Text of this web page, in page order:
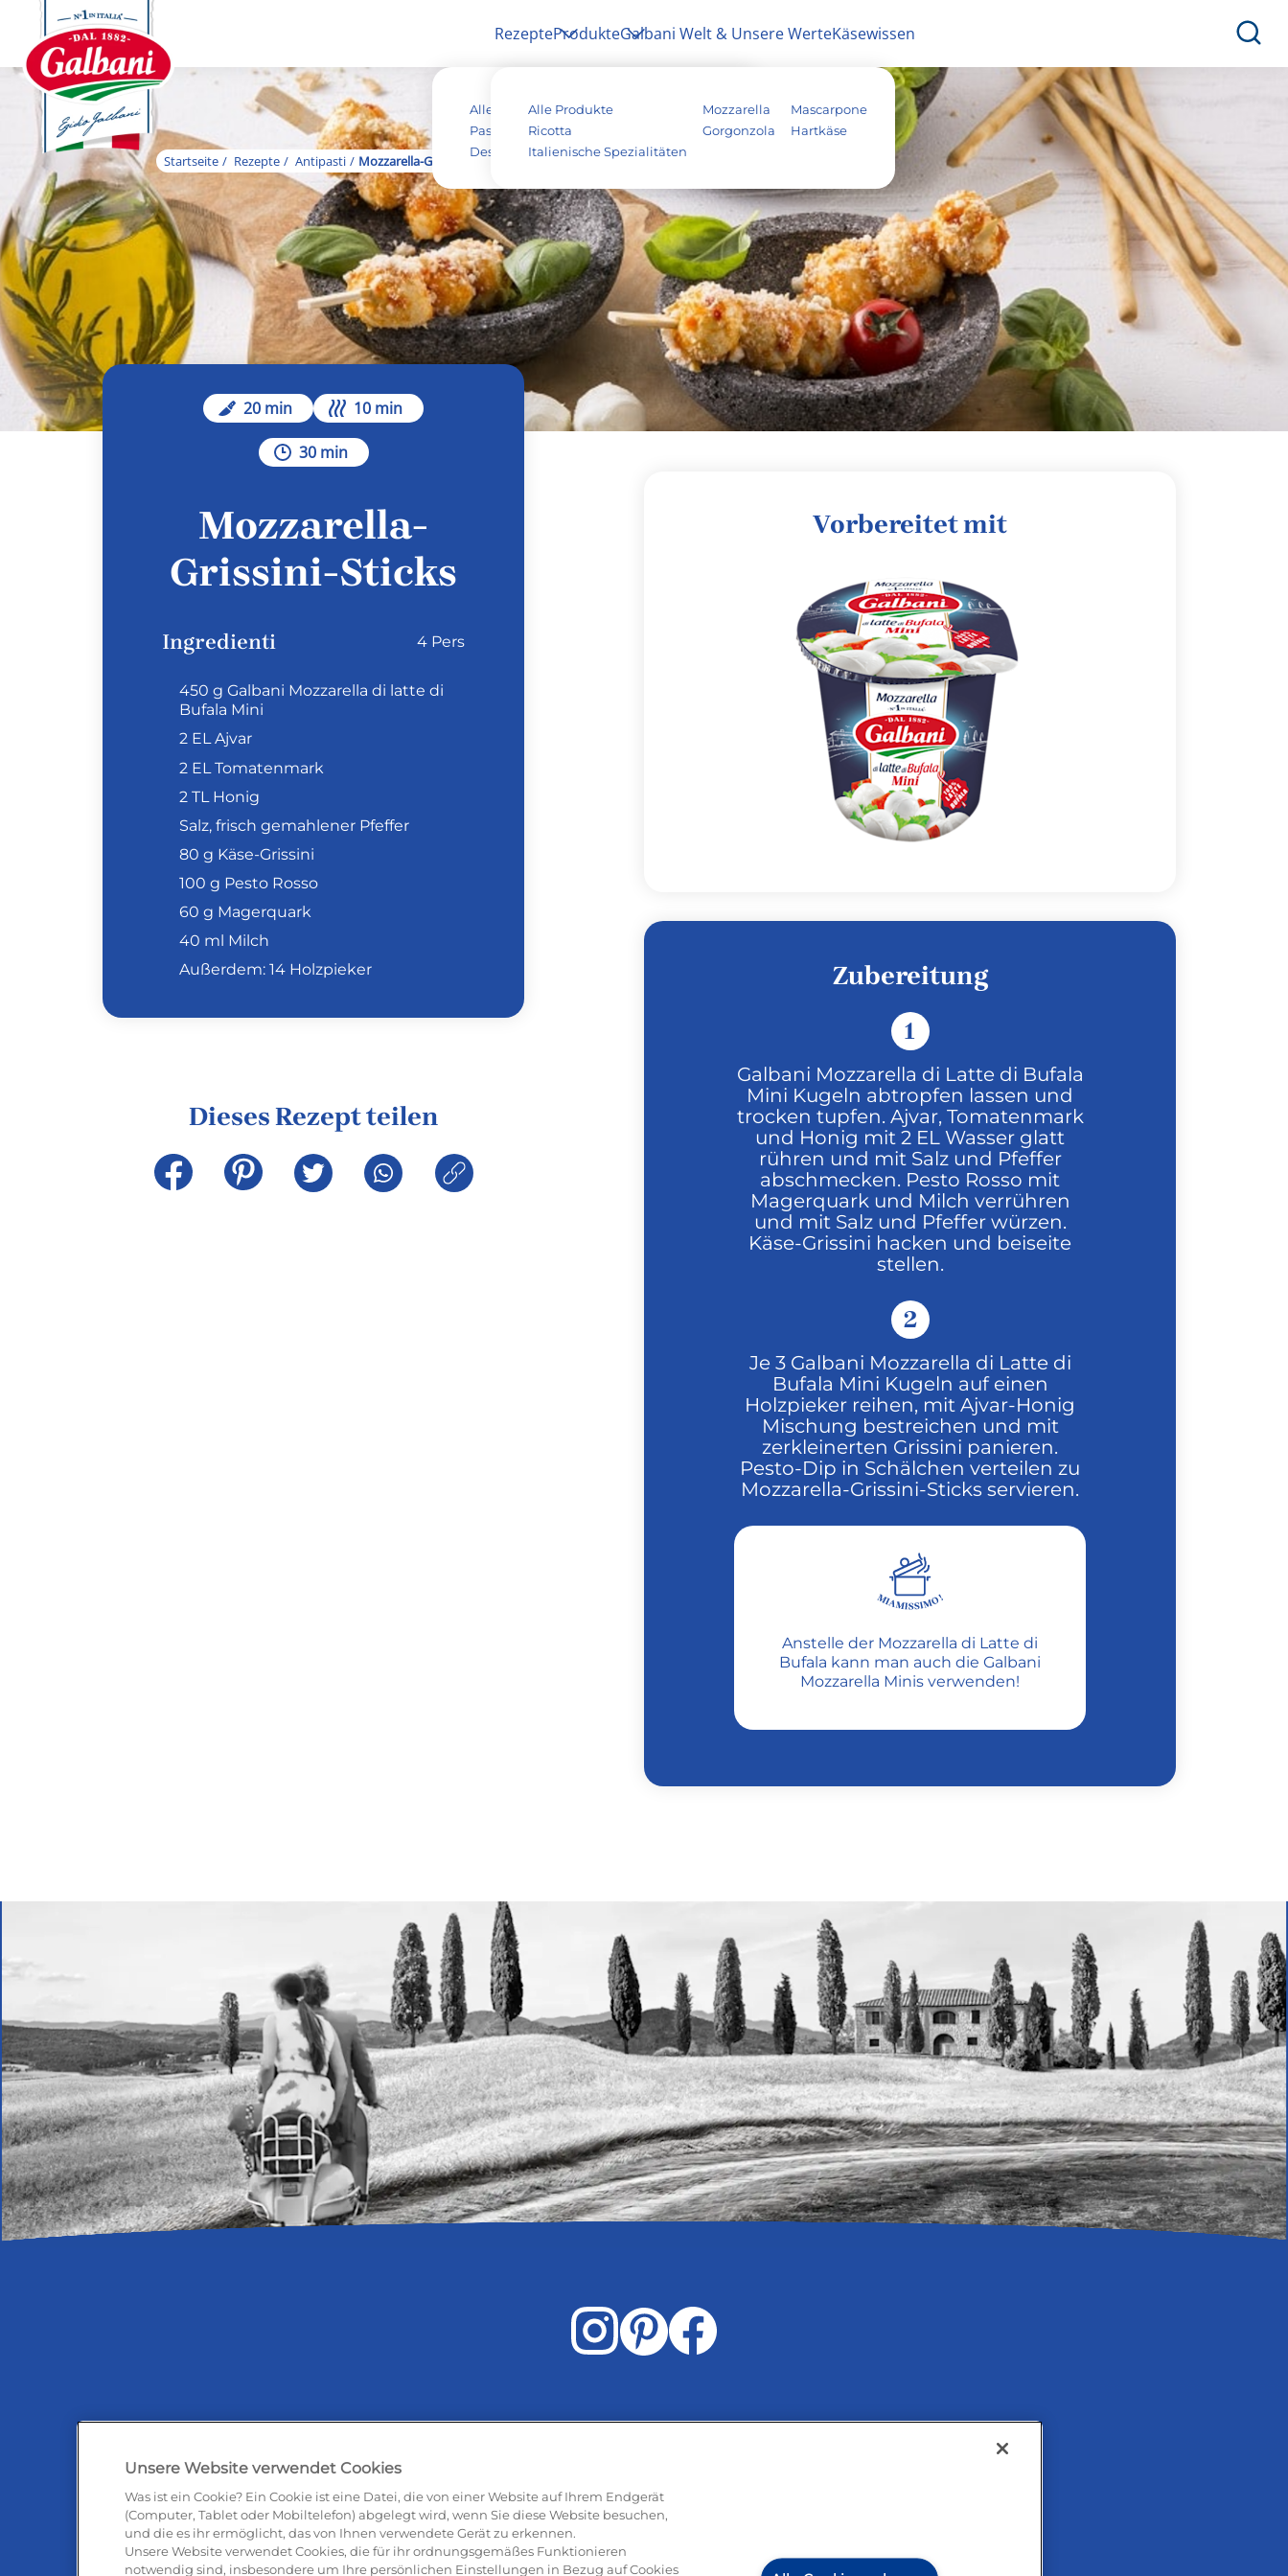
Rezepte
Alle Rezepte Antipasti
Pasta & Aufläufe
Dessert
Tiramisu Vegetarisch
Produkte
Alle Produkte Mozzarella
Mascarpone
Ricotta
Gorgonzola
Hartkäse
Italienische Spezialitäten
Galbani Welt & Unsere WerteKäsewissen
Startseite Rezepte Antipasti Mozzarella-Grissini-Sticks
20 min 10 min
30 min
Mozzarella-
Grissini-Sticks
Ingredienti 4 Pers
450 g Galbani Mozzarella di latte di
Bufala Mini
2 EL Ajvar
2 EL Tomatenmark
2 TL Honig
Salz, frisch gemahlener Pfeffer
80 g Käse-Grissini
100 g Pesto Rosso
60 g Magerquark
40 ml Milch
Außerdem: 14 Holzpieker
Dieses Rezept teilen
Vorbereitet mit
Zubereitung
1
Galbani Mozzarella di Latte di Bufala
Mini Kugeln abtropfen lassen und
trocken tupfen. Ajvar, Tomatenmark
und Honig mit 2 EL Wasser glatt
rühren und mit Salz und Pfeffer
abschmecken. Pesto Rosso mit
Magerquark und Milch verrühren
und mit Salz und Pfeffer würzen.
Käse-Grissini hacken und beiseite
stellen.
2
Je 3 Galbani Mozzarella di Latte di
Bufala Mini Kugeln auf einen
Holzpieker reihen, mit Ajvar-Honig
Mischung bestreichen und mit
zerkleinerten Grissini panieren.
Pesto-Dip in Schälchen verteilen zu
Mozzarella-Grissini-Sticks servieren.
Anstelle der Mozzarella di Latte di
Bufala kann man auch die Galbani
Mozzarella Minis verwenden!
AntipastiPizzaPasta & aufläufe
Unsere Website verwendet Cookies
Was ist ein Cookie? Ein Cookie ist eine Datei, die von einer Website auf Ihrem Endgerät
(Computer, Tablet oder Mobiltelefon) abgelegt wird, wenn Sie diese Website besuchen,
und die es ihr ermöglicht, das von Ihnen verwendete Gerät zu erkennen.
Unsere Website verwendet Cookies, die für ihr ordnungsgemäßes Funktionieren
notwendig sind, insbesondere um Ihre persönlichen Einstellungen in Bezug auf Cookies